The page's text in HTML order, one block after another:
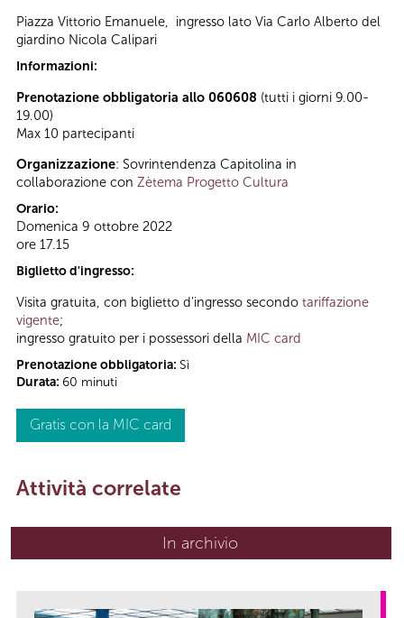
Piazza Vittorio Emanuele, ingresso lato Via Carlo Alberto del
giardino Nicola Calipari
Informazioni:
Prenotazione obbligatoria allo 060608 (tutti i giorni 9.00-
19.00)
Max 10 partecipanti
Organizzazione: Sovrintendenza Capitolina in
collaborazione con Zètema Progetto Cultura
Orario:
Domenica 9 ottobre 2022
ore 17.15
Biglietto d'ingresso:
Visita gratuita, con biglietto d'ingresso secondo tariffazione
vigente;
ingresso gratuito per i possessori della MIC card
Prenotazione obbligatoria: Sì
Durata: 60 minuti
Gratis con la MIC card
Attività correlate
In archivio